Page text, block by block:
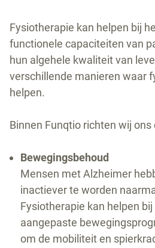
Fysiotherapie kan helpen bij
functionele capaciteiten van
hun algehele kwaliteit van
verschillende manieren waar
helpen.
Binnen Funqtio richten wij ons
Bewegingsbehoud
Mensen met Alzheimer
inactiever te worden
Fysiotherapie kan helpen
aangepaste
om de mobiliteit en